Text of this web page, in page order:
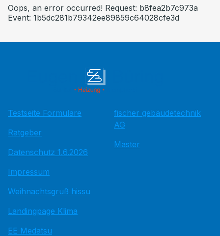
Oops, an error occurred! Request: b8fea2b7c973a
Event: 1b5dc281b79342ee89859c64028cfe3d
Testseite Formulare
Ratgeber
Datenschutz 1.6.2026
Impressum
Weihnachtsgruß hissu
Landingpage Klima
EE Medatsu
fischer gebäudetechnik
AG
Master